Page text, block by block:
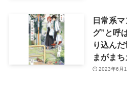
日常系
グ”と呼
り込ん
まがまち
2023年6月